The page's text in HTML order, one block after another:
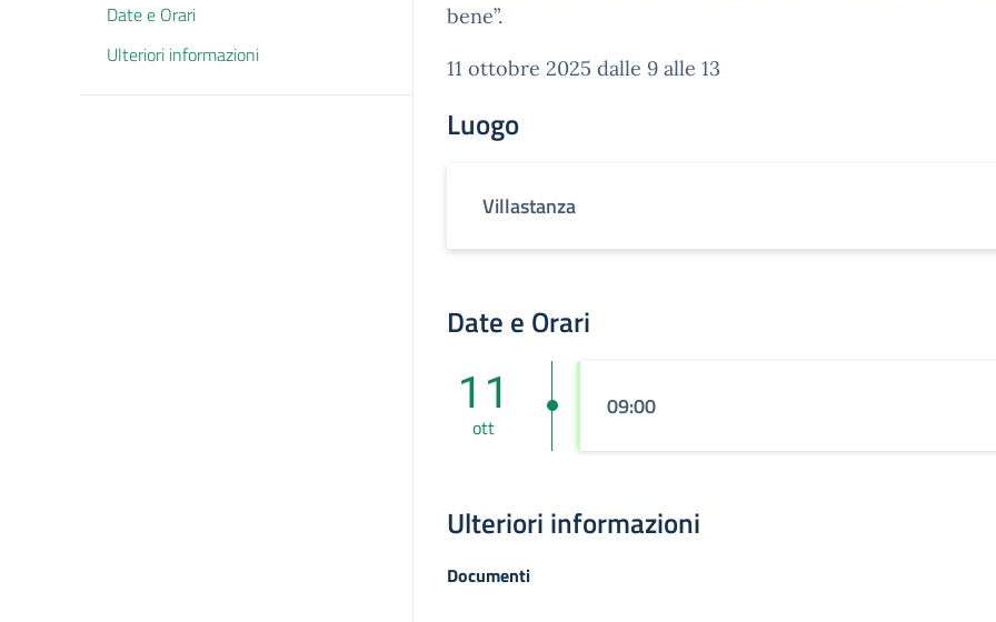
Date e Orari
Ulteriori informazioni
bene”.
11 ottobre 2025 dalle 9 alle 13
Luogo
Villastanza
Date e Orari
11
ott
09:00
Ulteriori informazioni
Documenti